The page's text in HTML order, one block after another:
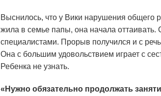
Выснилось, что у Вики нарушения общего
жила в семье папы, она начала оттаивать.
специалистами. Прорыв получился и с
Она с большим удовольствием играет с
Ребенка не узнать.
«Нужно обязательно продолжать